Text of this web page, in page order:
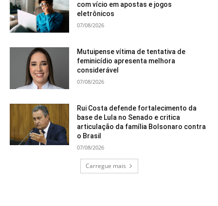
com vício em apostas e jogos
eletrônicos
07/08/2026
Mutuipense vítima de tentativa de
feminicídio apresenta melhora
considerável
07/08/2026
Rui Costa defende fortalecimento da
base de Lula no Senado e critica
articulação da família Bolsonaro contra
o Brasil
07/08/2026
Carregue mais